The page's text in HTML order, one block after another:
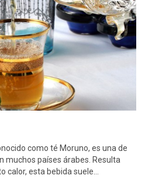
como té Moruno, es una de
muchos países árabes. Resulta
calor, esta bebida suele…